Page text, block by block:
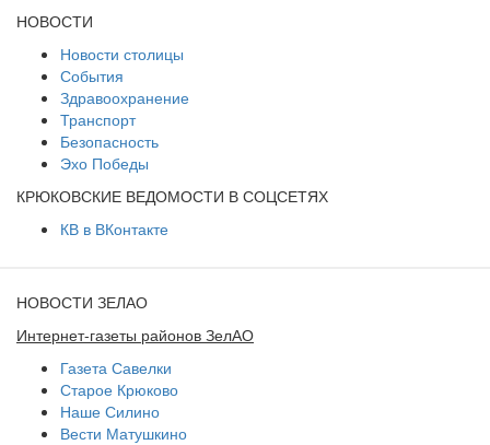
НОВОСТИ
Новости столицы
События
Здравоохранение
Транспорт
Безопасность
Эхо Победы
КРЮКОВСКИЕ ВЕДОМОСТИ В СОЦСЕТЯХ
КВ в ВКонтакте
НОВОСТИ ЗЕЛАО
Интернет-газеты районов ЗелАО
Газета Савелки
Старое Крюково
Наше Силино
Вести Матушкино